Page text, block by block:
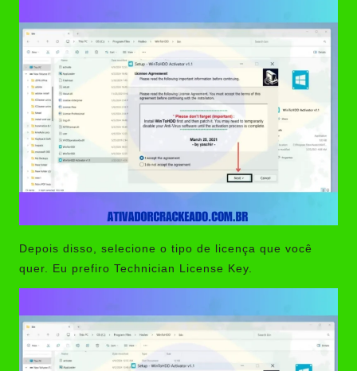
Depois disso, selecione o tipo de licença que você
quer. Eu prefiro Technician License Key.